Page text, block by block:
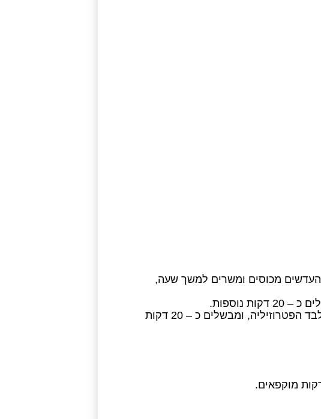
מכוסים ומשרים למשך שעה,
נוספות.
מוסיפים את הירקות, קוביות המרק והתבלינים, מלבד הפטרוזיליה, ומבשלים כ – 20 דקות
מוקפאים.